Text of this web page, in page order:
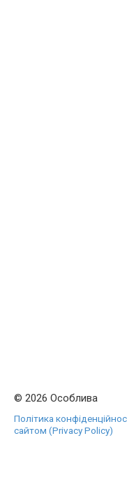
© 2026 Особлива
Політика
сайтом (Privacy Policy)